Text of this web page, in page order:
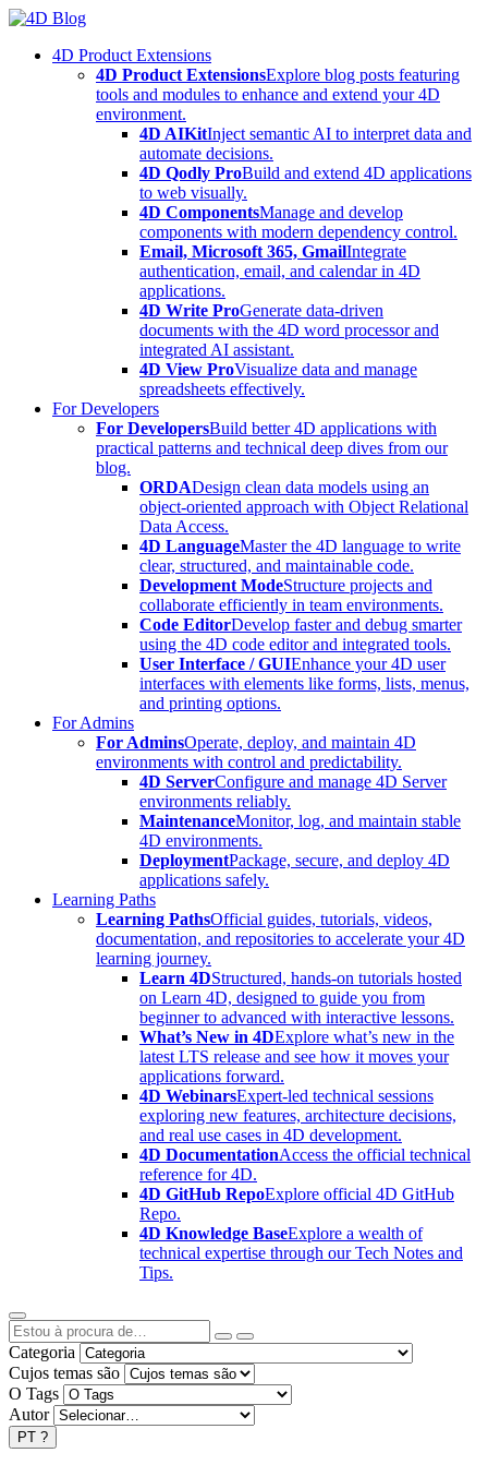
Skip
content4D Product Extensions
4D Product ExtensionsExplore blog posts featuring
tools and modules to enhance and extend your 4D
environment.
4D AIKitInject semantic AI to interpret data and
automate decisions.
4D Qodly ProBuild and extend 4D applications
to web visually.
4D ComponentsManage and develop
components with modern dependency control.
Email, Microsoft 365, GmailIntegrate
authentication, email, and calendar in 4D
applications.
4D Write ProGenerate data-driven
documents with the 4D word processor and
integrated AI assistant.
4D View ProVisualize data and manage
spreadsheets effectively.
For Developers
For DevelopersBuild better 4D applications with
practical patterns and technical deep dives from our
blog.
ORDADesign clean data models using an
object-oriented approach with Object Relational
Data Access.
4D LanguageMaster the 4D language to write
clear, structured, and maintainable code.
Development ModeStructure projects and
collaborate efficiently in team environments.
Code EditorDevelop faster and debug smarter
using the 4D code editor and integrated tools.
User Interface / GUIEnhance your 4D user
interfaces with elements like forms, lists, menus,
and printing options.
For Admins
For AdminsOperate, deploy, and maintain 4D
environments with control and predictability.
4D ServerConfigure and manage 4D Server
environments reliably.
MaintenanceMonitor, log, and maintain stable
4D environments.
DeploymentPackage, secure, and deploy 4D
applications safely.
Learning Paths
Learning PathsOfficial guides, tutorials, videos,
documentation, and repositories to accelerate your 4D
learning journey.
Learn 4DStructured, hands-on tutorials hosted
on Learn 4D, designed to guide you from
beginner to advanced with interactive lessons.
What’s New in 4DExplore what’s new in the
latest LTS release and see how it moves your
applications forward.
4D WebinarsExpert-led technical sessions
exploring new features, architecture decisions,
and real use cases in 4D development.
4D DocumentationAccess the official technical
reference for 4D.
4D GitHub RepoExplore official 4D GitHub
Repo.
4D Knowledge BaseExplore a wealth of
technical expertise through our Tech Notes and
Tips.
Categoria
Cujos temas são
O Tags
Autor
PT ?